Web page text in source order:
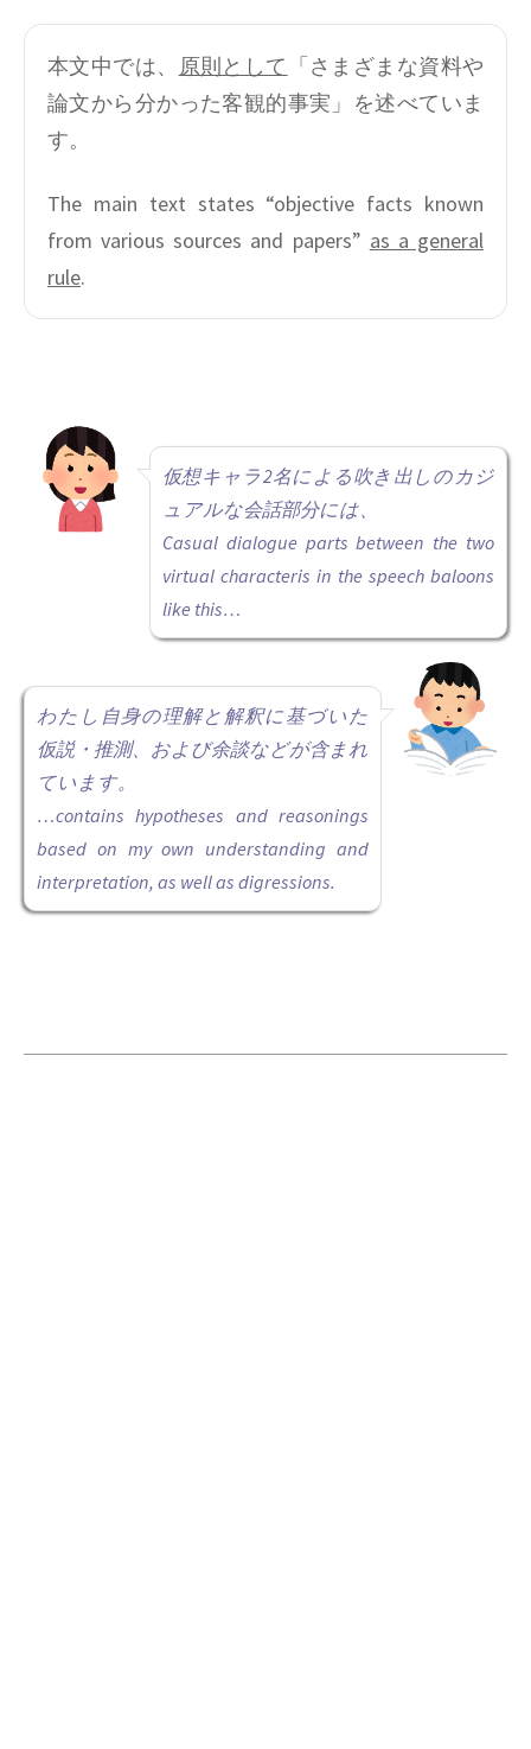
本文中では、 原則として 「さまざまな資料や
論文から分かった客観的事実」を述べていま
す。
The main text states “objective facts known
from various sources and papers” as a general
rule.
仮想キャラ2名による吹き出しのカジ
ュアルな会話部分には、
Casual dialogue parts between the two
virtual characteris in the speech baloons
like this…
わたし自身の理解と解釈に基づいた
仮説・推測、および余談などが含まれ
ています。
…contains hypotheses and reasonings
based on my own understanding and
interpretation, as well as digressions.